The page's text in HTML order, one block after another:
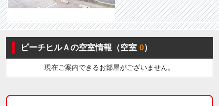
ピーチヒルＡの空室情報（空室0）
現在ご案内できるお部屋がございません。